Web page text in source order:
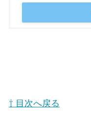
⇧ 目次へ戻る